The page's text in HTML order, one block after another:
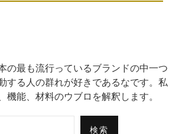
の最も流行っているブランドの中一つ
する人の群れが好きであるなです。私
機能、材料のウブロを解釈します。